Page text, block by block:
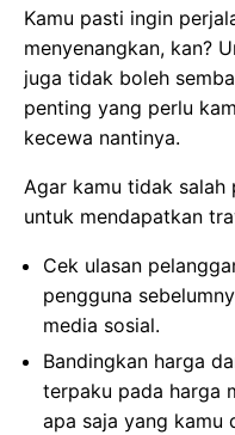
Kamu pasti ingin
menyenangkan, kan?
juga tidak boleh
penting yang perlu
kecewa nantinya.
Agar kamu tidak
untuk mendapatkan
Cek ulasan
pengguna
media sosial.
Bandingkan harga
terpaku pada harga
apa saja yang kamu